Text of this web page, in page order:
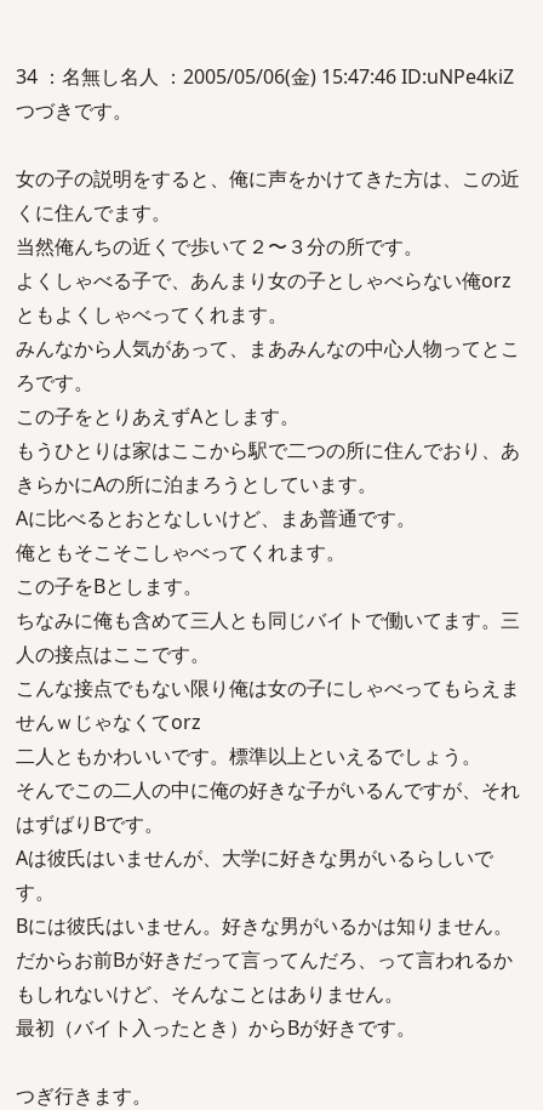
34 ：名無し名人 ：2005/05/06(金) 15:47:46 ID:uNPe4kiZ
つづきです。
女の子の説明をすると、俺に声をかけてきた方は、この近
くに住んでます。
当然俺んちの近くで歩いて２〜３分の所です。
よくしゃべる子で、あんまり女の子としゃべらない俺orz
ともよくしゃべってくれます。
みんなから人気があって、まあみんなの中心人物ってとこ
ろです。
この子をとりあえずAとします。
もうひとりは家はここから駅で二つの所に住んでおり、あ
きらかにAの所に泊まろうとしています。
Aに比べるとおとなしいけど、まあ普通です。
俺ともそこそこしゃべってくれます。
この子をBとします。
ちなみに俺も含めて三人とも同じバイトで働いてます。三
人の接点はここです。
こんな接点でもない限り俺は女の子にしゃべってもらえま
せんｗじゃなくてorz
二人ともかわいいです。標準以上といえるでしょう。
そんでこの二人の中に俺の好きな子がいるんですが、それ
はずばりBです。
Aは彼氏はいませんが、大学に好きな男がいるらしいで
す。
Bには彼氏はいません。好きな男がいるかは知りません。
だからお前Bが好きだって言ってんだろ、って言われるか
もしれないけど、そんなことはありません。
最初（バイト入ったとき）からBが好きです。
つぎ行きます。